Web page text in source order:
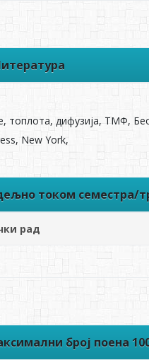
топлота, дифузија, ТМФ,
New York,
током семестра/
рад
број поена